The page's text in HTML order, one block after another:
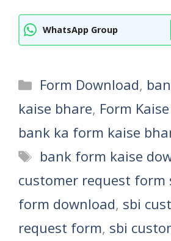
WhatsApp Group
Categories
Form Download,
kaise bhare, Form
bank ka form kaise
Tags
bank form kaise
customer request form
form download, sbi
request form, sbi